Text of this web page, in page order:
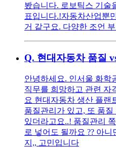
봤습니다. 로보틱스 기술
표입니다.!자동차산업뿐
거 같구요. 다양한 조언
Q. 현대자동차 품질
안녕하세요. 인서울 화학
직무를 희망하고 관련 자
요 현대자동차 생산 플랜
품질관리가 있고, 또 품
있더라고요..! 품질관리
로 넣어도 될까요 ?? 아
지,, 고민입니다